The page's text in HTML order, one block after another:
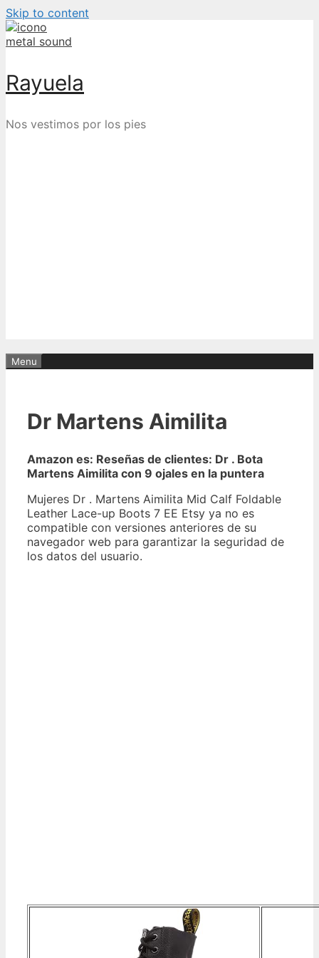
Skip to content
Rayuela
Nos vestimos por los pies
Menu
Dr Martens Aimilita
Amazon es: Reseñas de clientes: Dr . Bota
Martens Aimilita con 9 ojales en la puntera
Mujeres Dr . Martens Aimilita Mid Calf Foldable
Leather Lace-up Boots 7 EE Etsy ya no es
compatible con versiones anteriores de su
navegador web para garantizar la seguridad de
los datos del usuario.